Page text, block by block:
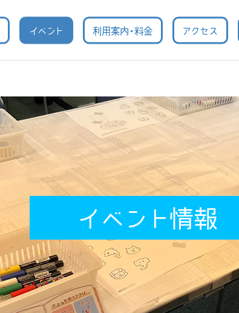
イベント 利用案内・料金 アクセス
イベント情報